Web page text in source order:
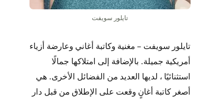
تايلور سويفت
تايلور سويفت – مغنية وكاتبة أغاني وعارضة أزياء
أمريكية جميلة. بالإضافة إلى امتلاكها جمالًا
استثنائيًا ، لديها العديد من الفضائل الأخرى. هي
أصغر كاتبة أغانٍ وقعت على الإطلاق من قبل دار